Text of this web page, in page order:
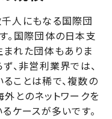
人にもなる国際団
。国際団体の日本支
れた団体もありま
、非営利業界では、
ことは稀で、複数の
とのネットワークを
ケースが多いです。